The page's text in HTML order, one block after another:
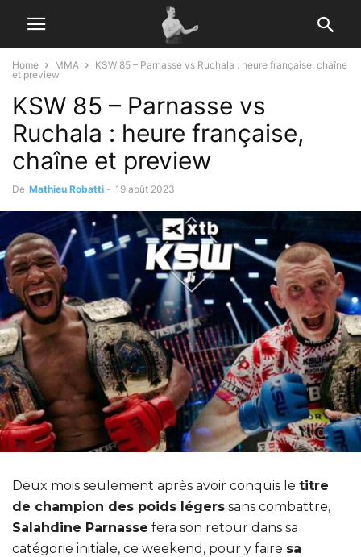
Home MMA
KSW 85 – Parnasse vs Ruchala : heure française, chaîne
et preview
KSW 85 – Parnasse vs
Ruchala : heure française,
chaîne et preview
De Mathieu Robatti - 19 août 2023
Deux mois seulement après avoir conquis le titre
de champion des poids légers sans combattre,
Salahdine Parnasse fera son retour dans sa
catégorie initiale, ce weekend, pour y faire sa